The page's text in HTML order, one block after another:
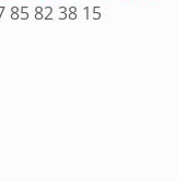
85 82 38 15